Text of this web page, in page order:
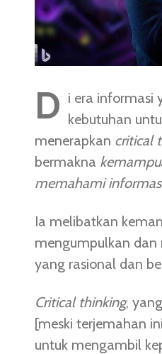
D i era informasi
kebutuhan
menerapkan critical
bermakna
memahami
Ia melibatkan
mengumpulkan dan
yang rasional dan
Critical thinking,
[meski terjemahan
untuk mengambil